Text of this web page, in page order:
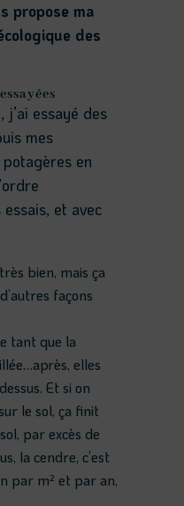
propose ma
des
j’ai essayé des
mes
en
et avec
bien, mais ça
façons
tant que la
elles
Et si on
le sol, ça finit
par excès de
la cendre, c’est
par m² et par an,